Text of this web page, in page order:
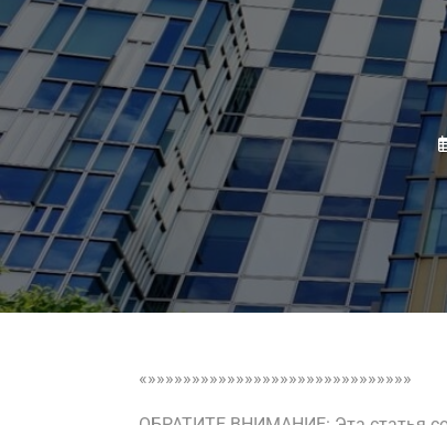
«»»»»»»»»»»»»»»»»»»»»»»»»»»»»»»